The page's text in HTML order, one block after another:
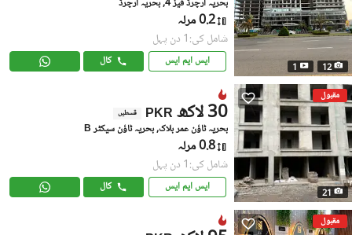
12
1
بحریہ آرچرڈ فیز 4, بحریہ آرچرڈ
0.2 مرلہ
شامل کی:1 دن پہل
ایس ایم ایس کال
مقبول
21
PKR 30 لاکھ قسطیں
بحریہ ٹاؤن عمر بلاک, بحریہ ٹاؤن سیکٹر B
0.8 مرلہ
شامل کی:1 دن پہل
ایس ایم ایس کال
مقبول